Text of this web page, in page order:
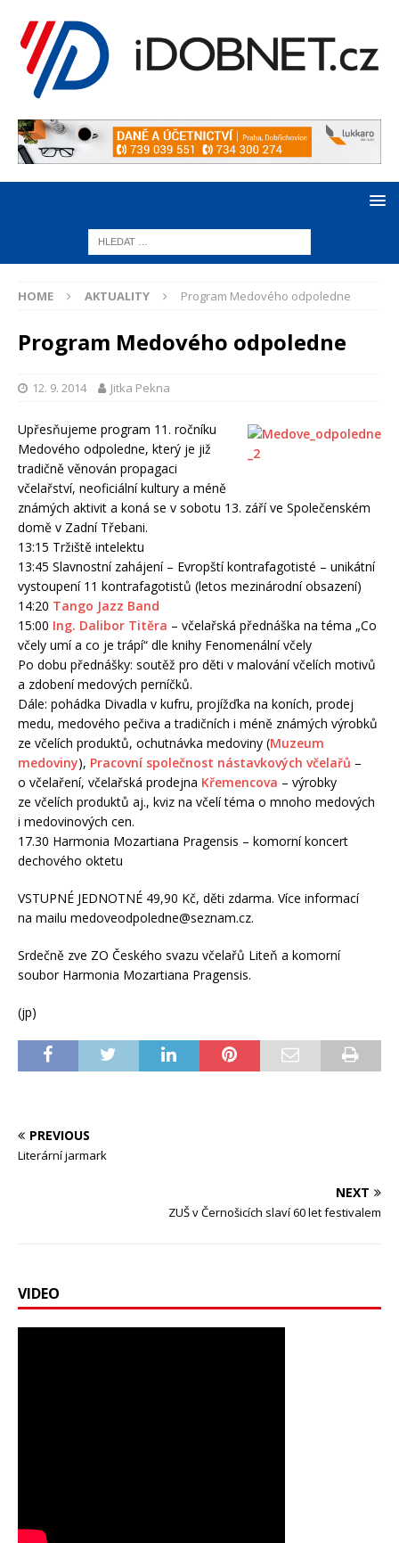
HOME AKTUALITY Program Medového odpoledne
Program Medového odpoledne
12. 9. 2014 Jitka Pekna
Upřesňujeme program 11. ročníku
Medového odpoledne, který je již
tradičně věnován propagaci
včelařství, neoficiální kultury a méně
známých aktivit a koná se v sobotu 13. září ve Společenském
domě v Zadní Třebani.
13:15 Tržiště intelektu
13:45 Slavnostní zahájení – Evropští kontrafagotisté – unikátní
vystoupení 11 kontrafagotistů (letos mezinárodní obsazení)
14:20 Tango Jazz Band
15:00 Ing. Dalibor Titěra – včelařská přednáška na téma „Co
včely umí a co je trápí“ dle knihy Fenomenální včely
Po dobu přednášky: soutěž pro děti v malování včelích motivů
a zdobení medových perníčků.
Dále: pohádka Divadla v kufru, projížďka na koních, prodej
medu, medového pečiva a tradičních i méně známých výrobků
ze včelích produktů, ochutnávka medoviny (Muzeum
medoviny), Pracovní společnost nástavkových včelařů –
o včelaření, včelařská prodejna Křemencova – výrobky
ze včelích produktů aj., kviz na včelí téma o mnoho medových
i medovinových cen.
17.30 Harmonia Mozartiana Pragensis – komorní koncert
dechového oktetu
VSTUPNÉ JEDNOTNÉ 49,90 Kč, děti zdarma. Více informací
na mailu medoveodpoledne@seznam.cz.
Srdečně zve ZO Českého svazu včelařů Liteň a komorní
soubor Harmonia Mozartiana Pragensis.
(jp)
PREVIOUS
Literární jarmark
NEXT
ZUŠ v Černošicích slaví 60 let festivalem
VIDEO